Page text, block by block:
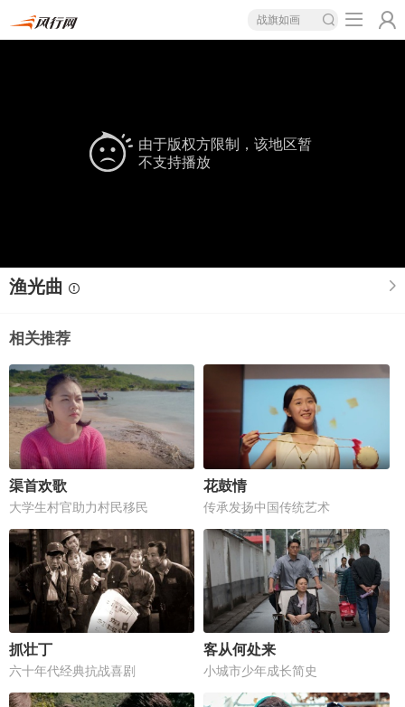
战旗如画
由于版权方限制，该地区暂
不支持播放
渔光曲
相关推荐
渠首欢歌
大学生村官助力村民移民
花鼓情
传承发扬中国传统艺术
抓壮丁
六十年代经典抗战喜剧
客从何处来
小城市少年成长简史